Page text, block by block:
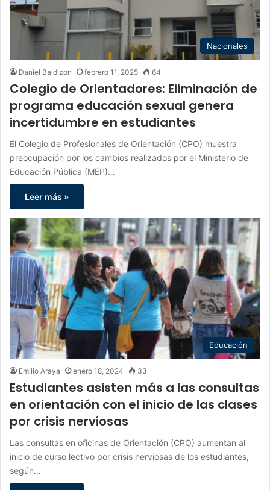
Nacionales
Daniel Baldizon febrero 11, 2025 64
Colegio de Orientadores: Eliminación de
programa educación sexual genera
incertidumbre en estudiantes
El Colegio de Profesionales de Orientación (CPO) muestra
preocupación por los cambios realizados por el Ministerio de
Educación Pública (MEP)…
Leer más »
Educación
Emilio Araya enero 18, 2024 33
Estudiantes asisten más a las consultas
en orientación con el inicio de las clases
por crisis nerviosas
Las consultas en oficinas de Orientación (CPO) aumentan al
inicio de curso lectivo por crisis nerviosas de los estudiantes,
según…